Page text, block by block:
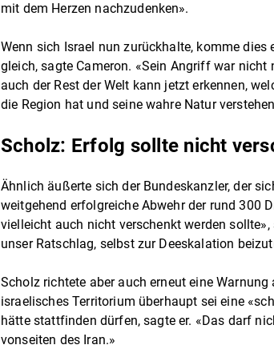
mit dem Herzen nachzudenken».
Wenn sich Israel nun zurückhalte, komme dies
gleich, sagte Cameron. «Sein Angriff war
auch der Rest der Welt kann jetzt erkennen,
die Region hat und seine wahre Natur
Scholz: Erfolg sollte nicht
Ähnlich äußerte sich der Bundeskanzler, der
weitgehend erfolgreiche Abwehr der rund 300
vielleicht auch nicht verschenkt werden
unser Ratschlag, selbst zur Deeskalation
Scholz richtete aber auch erneut eine
israelisches Territorium überhaupt sei eine
hätte stattfinden dürfen, sagte er. «Das darf
vonseiten des Iran.»